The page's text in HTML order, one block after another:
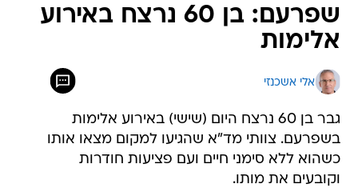
שפרעם: בן 60 נרצח באירוע
אלימות
אלי אשכנזי
גבר בן 60 נרצח היום (שישי) באירוע אלימות
בשפרעם. צוותי מד"א שהגיעו למקום מצאו אותו
כשהוא ללא סימני חיים ועם פציעות חודרות
וקובעים את מותו.